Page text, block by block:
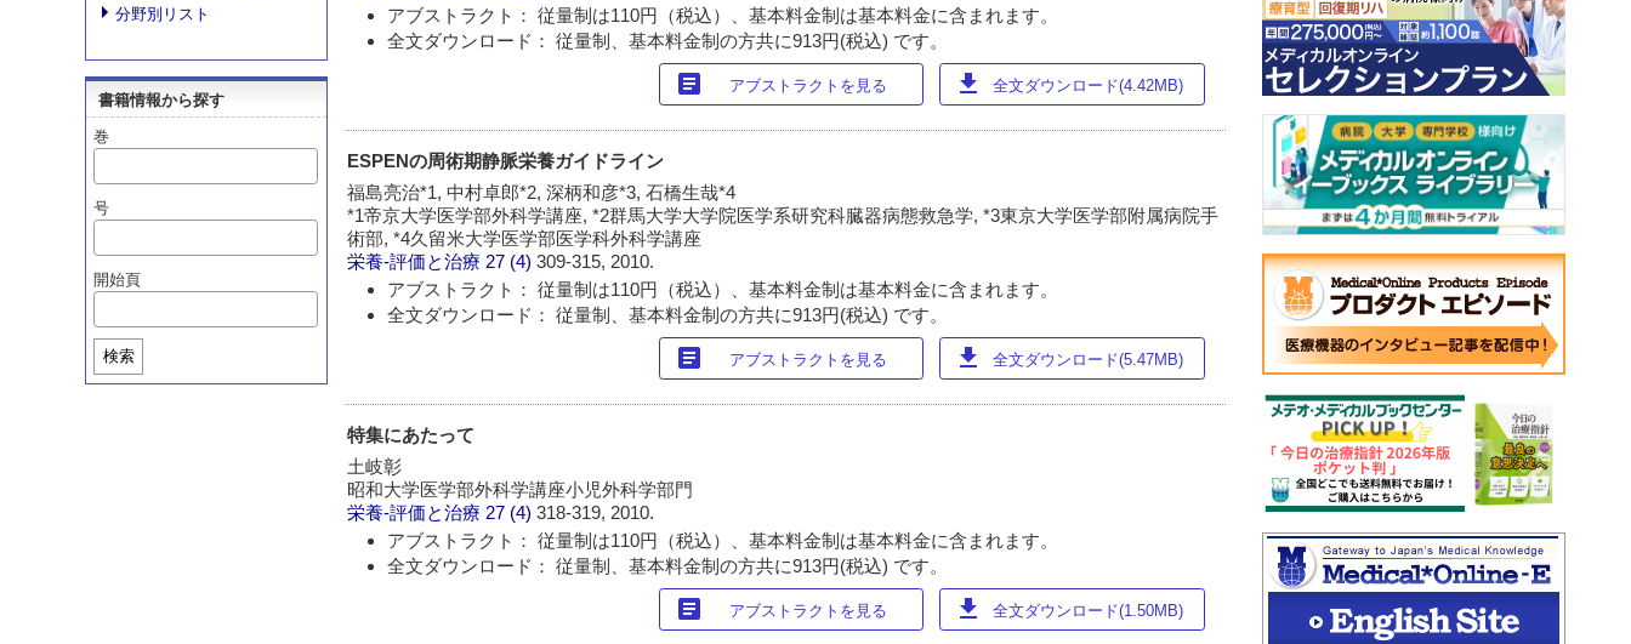
分野別リスト
書籍情報から探す
巻
号
開始頁
検索
アブストラクト： 従量制は110円（税込）、基本料金制は基本料金に含まれます。
全文ダウンロード： 従量制、基本料金制の方共に913円(税込) です。
article アブストラクトを見る download 全文ダウンロード(4.42MB)
ESPENの周術期静脈栄養ガイドライン
福島亮治*1, 中村卓郎*2, 深柄和彦*3, 石橋生哉*4
*1帝京大学医学部外科学講座, *2群馬大学大学院医学系研究科臓器病態救急学, *3東京大学医学部附属病院手
術部, *4久留米大学医学部医学科外科学講座
栄養-評価と治療 27 (4)309-315, 2010.
アブストラクト： 従量制は110円（税込）、基本料金制は基本料金に含まれます。
全文ダウンロード： 従量制、基本料金制の方共に913円(税込) です。
article アブストラクトを見る download 全文ダウンロード(5.47MB)
特集にあたって
土岐彰
昭和大学医学部外科学講座小児外科学部門
栄養-評価と治療 27 (4)318-319, 2010.
アブストラクト： 従量制は110円（税込）、基本料金制は基本料金に含まれます。
全文ダウンロード： 従量制、基本料金制の方共に913円(税込) です。
article アブストラクトを見る download 全文ダウンロード(1.50MB)